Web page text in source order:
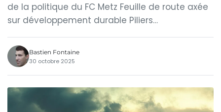
de la politique du FC Metz Feuille de route axée
sur développement durable Piliers…
Bastien Fontaine
30 octobre 2025